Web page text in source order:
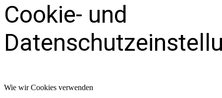
Cookie- und
Wie wir Cookies verwenden